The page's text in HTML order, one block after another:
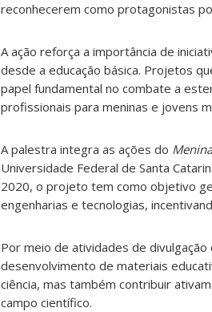
reconhecerem como protagonistas
A ação reforça a importância de
desde a educação básica. Projetos
papel fundamental no combate a
profissionais para meninas e jovens
A palestra integra as ações do
Universidade Federal de Santa
2020, o projeto tem como objetivo
engenharias e tecnologias,
Por meio de atividades de
desenvolvimento de materiais
ciência, mas também contribuir
campo científico.